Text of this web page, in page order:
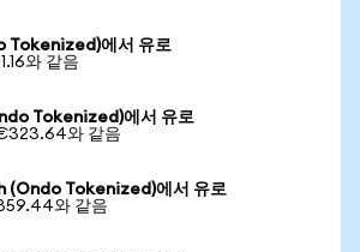
Tokenized)에서 유로
와 같음
Tokenized)에서 유로
와 같음
Tokenized)에서 유로
와 같음